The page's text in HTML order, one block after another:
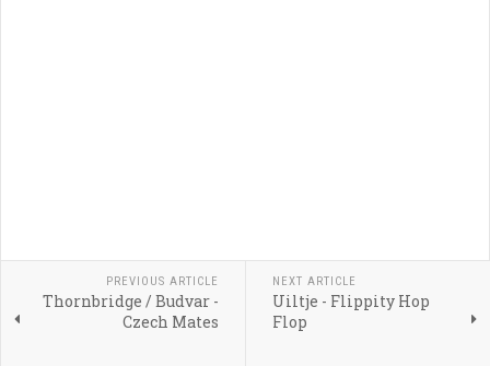
PREVIOUS ARTICLE
Thornbridge / Budvar -
Czech Mates
NEXT ARTICLE
Uiltje - Flippity Hop
Flop